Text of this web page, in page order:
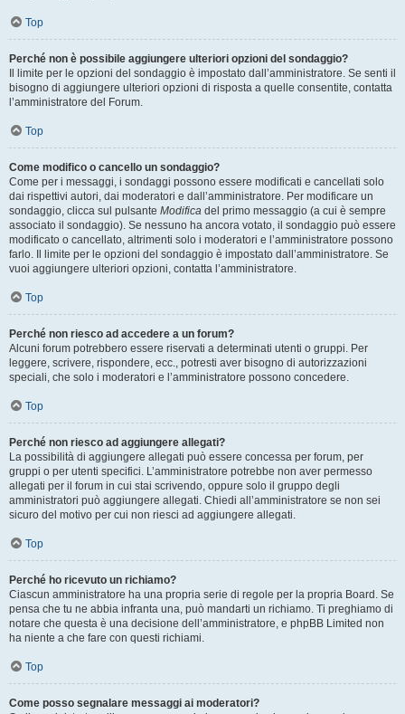
Top
Perché non è possibile aggiungere ulteriori opzioni del sondaggio?
Il limite per le opzioni del sondaggio è impostato dall’amministratore. Se senti il
bisogno di aggiungere ulteriori opzioni di risposta a quelle consentite, contatta
l’amministratore del Forum.
Top
Come modifico o cancello un sondaggio?
Come per i messaggi, i sondaggi possono essere modificati e cancellati solo
dai rispettivi autori, dai moderatori e dall’amministratore. Per modificare un
sondaggio, clicca sul pulsante Modifica del primo messaggio (a cui è sempre
associato il sondaggio). Se nessuno ha ancora votato, il sondaggio può essere
modificato o cancellato, altrimenti solo i moderatori e l’amministratore possono
farlo. Il limite per le opzioni del sondaggio è impostato dall’amministratore. Se
vuoi aggiungere ulteriori opzioni, contatta l’amministratore.
Top
Perché non riesco ad accedere a un forum?
Alcuni forum potrebbero essere riservati a determinati utenti o gruppi. Per
leggere, scrivere, rispondere, ecc., potresti aver bisogno di autorizzazioni
speciali, che solo i moderatori e l’amministratore possono concedere.
Top
Perché non riesco ad aggiungere allegati?
La possibilità di aggiungere allegati può essere concessa per forum, per
gruppi o per utenti specifici. L’amministratore potrebbe non aver permesso
allegati per il forum in cui stai scrivendo, oppure solo il gruppo degli
amministratori può aggiungere allegati. Chiedi all’amministratore se non sei
sicuro del motivo per cui non riesci ad aggiungere allegati.
Top
Perché ho ricevuto un richiamo?
Ciascun amministratore ha una propria serie di regole per la propria Board. Se
pensa che tu ne abbia infranta una, può mandarti un richiamo. Ti preghiamo di
notare che questa è una decisione dell’amministratore, e phpBB Limited non
ha niente a che fare con questi richiami.
Top
Come posso segnalare messaggi ai moderatori?